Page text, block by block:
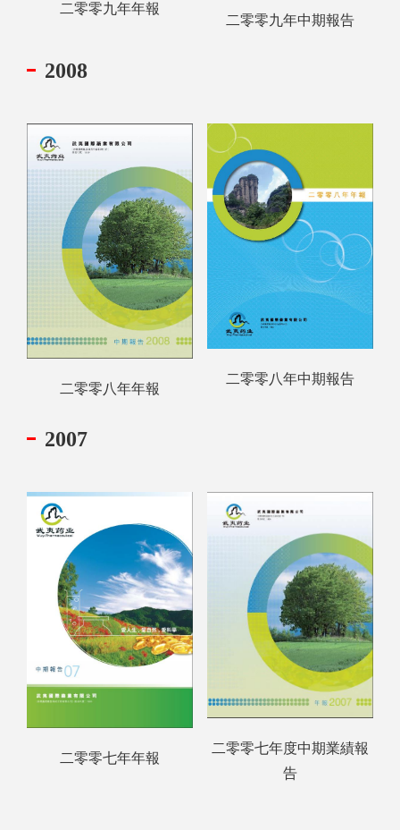
二零零九年年報
二零零九年中期報告
2008
二零零八年年報
二零零八年中期報告
2007
二零零七年年報
二零零七年度中期業績報
告